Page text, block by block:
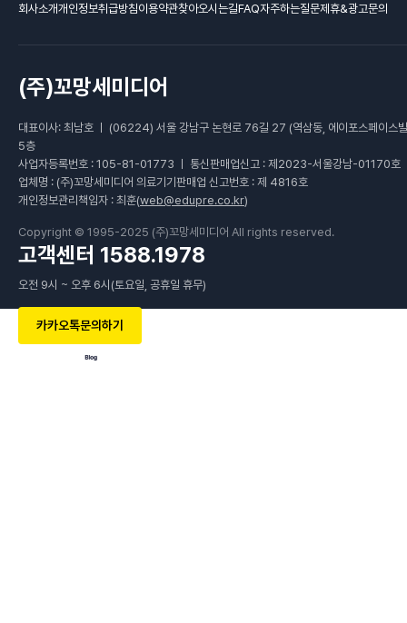
회사소개개인정보취급방침이용약관찾아오시는길FAQ자주하는질문제휴&광고문의
(주)꼬망세미디어
대표이사: 최남호 ㅣ (06224) 서울 강남구 논현로 76길 27 (역삼동, 에이포스페이스
5층
사업자등록번호 : 105-81-01773 ㅣ 통신판매업신고 : 제2023-서울강남-01170호
업체명 : (주)꼬망세미디어 의료기기판매업 신고번호 : 제 4816호
개인정보관리책임자 : 최훈(web@edupre.co.kr)
Copyright © 1995-2025 (주)꼬망세미디어 All rights reserved.
고객센터 1588.1978
오전 9시 ~ 오후 6시(토요일, 공휴일 휴무)
카카오톡문의하기